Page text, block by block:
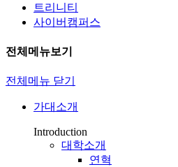
트리니티
사이버캠퍼스
전체메뉴보기
전체메뉴 닫기
가대소개
Introduction
대학소개
연혁